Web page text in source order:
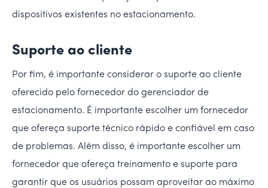
dispositivos existentes no estacionamento.
Suporte ao cliente
Por fim, é importante considerar o suporte ao cliente
oferecido pelo fornecedor do gerenciador de
estacionamento. É importante escolher um fornecedor
que ofereça suporte técnico rápido e confiável em caso
de problemas. Além disso, é importante escolher um
fornecedor que ofereça treinamento e suporte para
garantir que os usuários possam aproveitar ao máximo